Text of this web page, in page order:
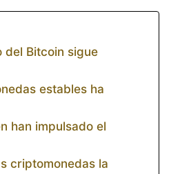
del Bitcoin sigue
estables ha
han impulsado el
criptomonedas la